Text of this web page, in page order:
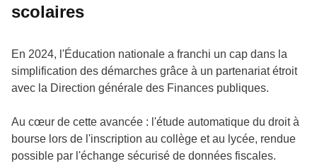
scolaires
En 2024, l'Éducation nationale a franchi un cap dans la
simplification des démarches grâce à un partenariat étroit
avec la Direction générale des Finances publiques.
Au cœur de cette avancée : l'étude automatique du droit à
bourse lors de l'inscription au collège et au lycée, rendue
possible par l'échange sécurisé de données fiscales.